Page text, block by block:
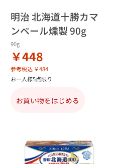
明治 北海道十勝カマ
ンベール燻製 90g
90g
￥448
参考税込 ￥484
お一人様5点限り
お買い物をはじめる